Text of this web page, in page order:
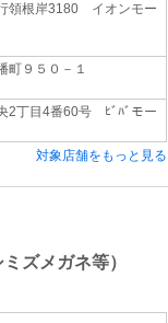
領根岸3180 イオンモー
町９５０－１
2丁目4番60号 ﾋﾞﾊﾞモー
対象店舗をもっと見る
ズメガネ等）